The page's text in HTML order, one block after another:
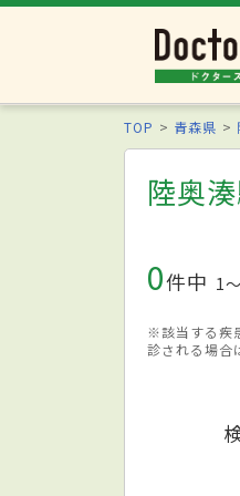
TOP 青森県
陸奥
0件中 1
※該当する疾
診される場合